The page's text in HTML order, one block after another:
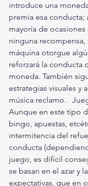
introduce una
premia esa conducta;
mayoría de
ninguna
máquina otorgue
reforzará la conducta
moneda. También
estrategias visuales y
música reclamo.
Aunque en este tipo
bingo, apuestas,
intermitencia del
conducta
juego, es difícil
se basan en el azar y
expectativas, que en